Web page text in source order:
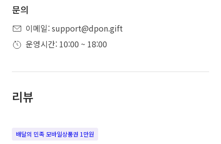
문의
이메일: support@dpon.gift
운영시간: 10:00 ~ 18:00
리뷰
배달의 민족 모바일상품권 1만원